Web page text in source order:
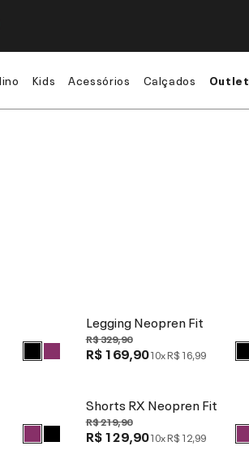
Kids Acessórios Calçados Outlet
Legging Neopren Fit
R$ 329,90
R$ 169,9010xR$ 16,99
Shorts RX Neopren Fit
R$ 219,90
R$ 129,9010xR$ 12,99